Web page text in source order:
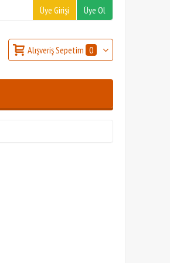
Üye Girişi Üye Ol
Alışveriş Sepetim 0